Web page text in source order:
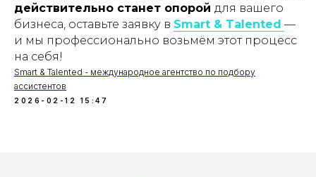
действительно станет опорой для вашего
бизнеса, оставьте заявку в Smart & Talented —
и мы профессионально возьмём этот процесс
на себя!
Smart & Talented - международное агентство по подбору
ассистентов
2026-02-12 15:47